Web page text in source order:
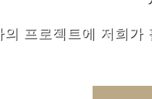
의 프로젝트에 저희가